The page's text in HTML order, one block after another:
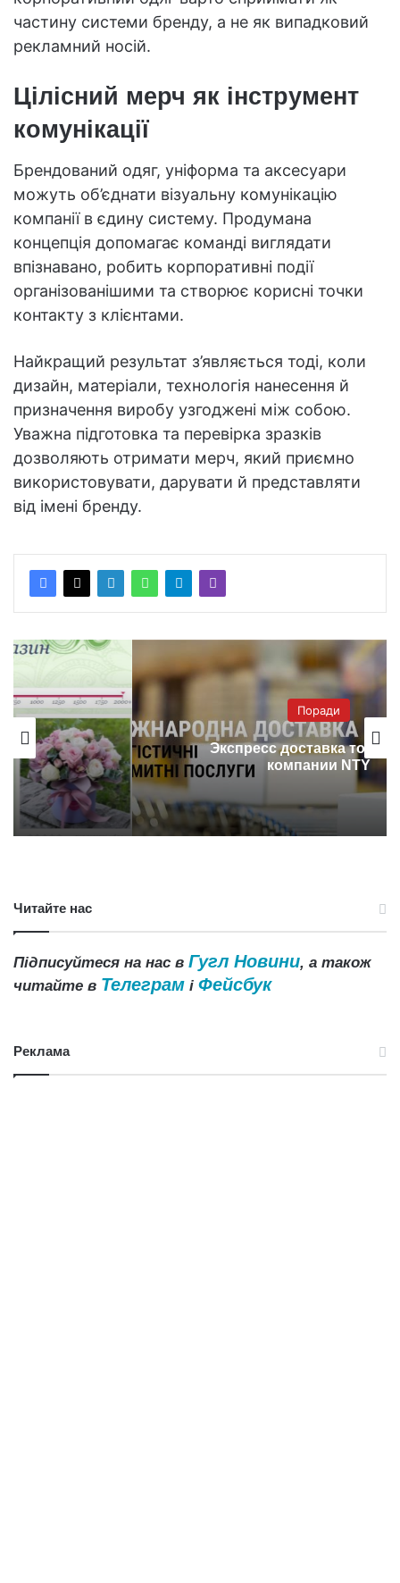
частину системи бренду, а не як випадковий
рекламний носій.
Цілісний мерч як інструмент
комунікації
Брендований одяг, уніформа та аксесуари
можуть об’єднати візуальну комунікацію
компанії в єдину систему. Продумана
концепція допомагає команді виглядати
впізнавано, робить корпоративні події
організованішими та створює корисні точки
контакту з клієнтами.
Найкращий результат з’являється тоді, коли
дизайн, матеріали, технологія нанесення й
призначення виробу узгоджені між собою.
Уважна підготовка та перевірка зразків
дозволяють отримати мерч, який приємно
використовувати, дарувати й представляти
від імені бренду.
Экспресс доставка товаров от
компании NTY
Читайте нас
Підписуйтеся на нас в Гугл Новини, а також
читайте в Телеграм і Фейсбук
Реклама